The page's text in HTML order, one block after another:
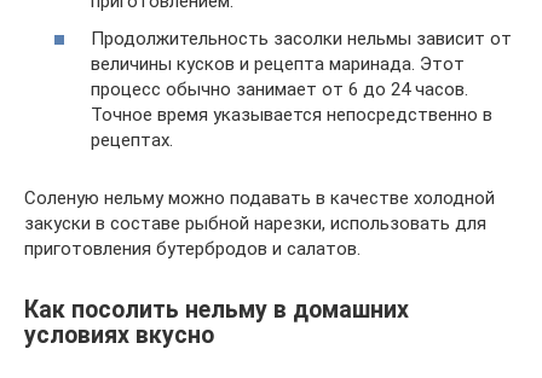
Продолжительность засолки нельмы зависит от
величины кусков и рецепта маринада. Этот
процесс обычно занимает от 6 до 24 часов.
Точное время указывается непосредственно в
рецептах.
Соленую нельму можно подавать в качестве холодной
закуски в составе рыбной нарезки, использовать для
приготовления бутербродов и салатов.
Как посолить нельму в домашних
условиях вкусно